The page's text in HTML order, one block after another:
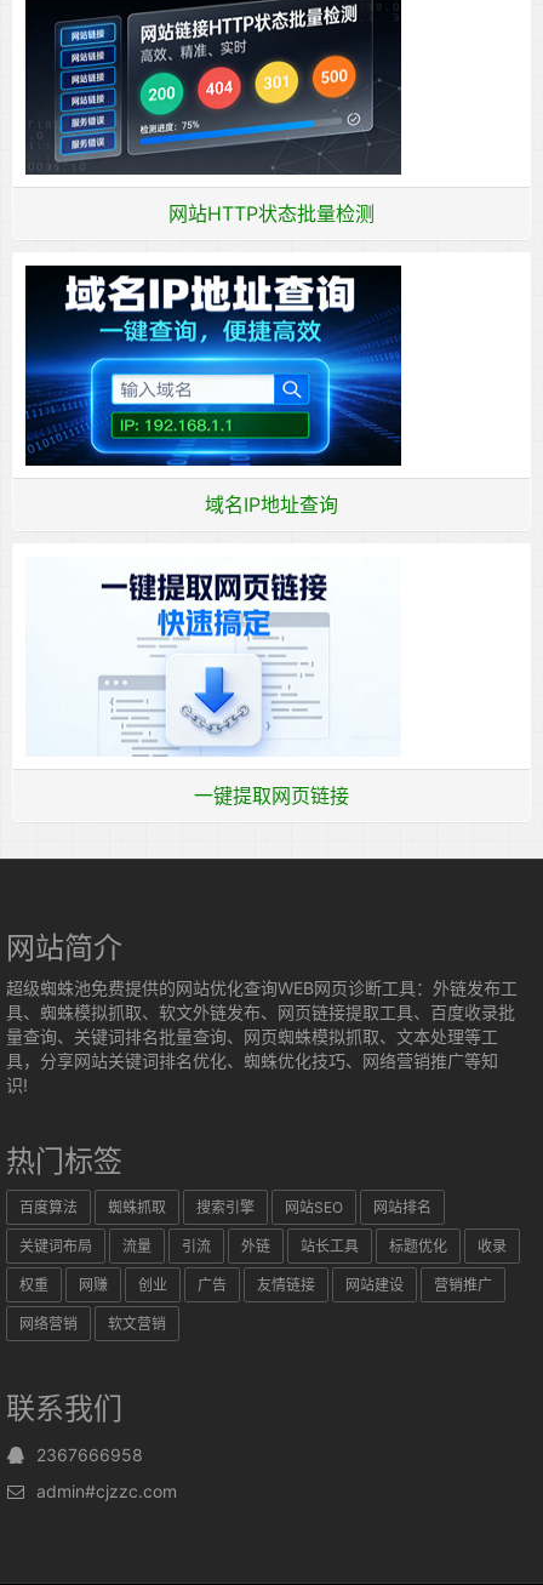
网站HTTP状态批量检测
域名IP地址查询
一键提取网页链接
网站简介
超级蜘蛛池免费提供的网站优化查询WEB网页诊断工具：外链发布工
具、蜘蛛模拟抓取、软文外链发布、网页链接提取工具、百度收录批
量查询、关键词排名批量查询、网页蜘蛛模拟抓取、文本处理等工
具，分享网站关键词排名优化、蜘蛛优化技巧、网络营销推广等知
识!
热门标签
百度算法 蜘蛛抓取 搜索引擎 网站SEO 网站排名
关键词布局 流量 引流 外链 站长工具 标题优化 收录
权重 网赚 创业 广告 友情链接 网站建设 营销推广
网络营销 软文营销
联系我们
2367666958
admin#cjzzc.com